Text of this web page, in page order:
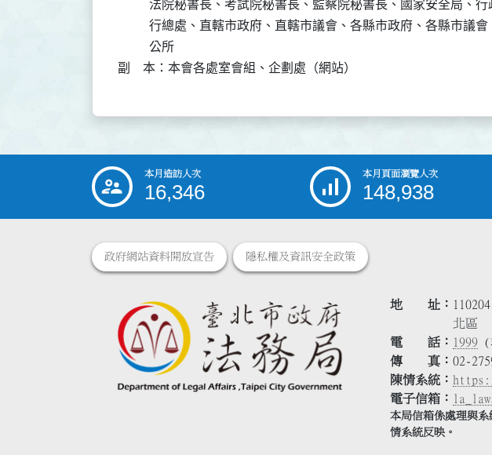
法院秘書長、考試院秘書長、監察院秘書長、國家安全局、
行總處、直轄市政府、直轄市議會、各縣市政府、各縣市議
          公所
副    本：本會各處室會組、企劃處（網站）
::: 本月造訪人次
16,346
本月頁面瀏覽人次
148,938
政府網站資料開放宣告 隱私權及資訊安全政策
地 址
北區
電 話
1999 (
傳 真
02-
陳情系統
電子信箱
本局信箱係處理與
情系統反映。